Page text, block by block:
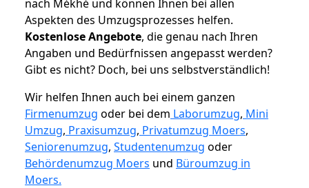
nach Mékhé und können Ihnen bei allen
Aspekten des Umzugsprozesses helfen.
Kostenlose Angebote, die genau nach Ihren
Angaben und Bedürfnissen angepasst werden?
Gibt es nicht? Doch, bei uns selbstverständlich!
Wir helfen Ihnen auch bei einem ganzen
Firmenumzug oder bei dem Laborumzug, Mini
Umzug, Praxisumzug, Privatumzug Moers,
Seniorenumzug, Studentenumzug oder
Behördenumzug Moers und Büroumzug in
Moers.